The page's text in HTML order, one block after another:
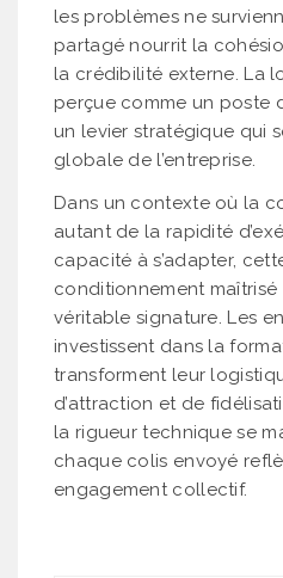
les problèmes ne
partagé nourrit la
la crédibilité externe. La
perçue comme un poste
un levier stratégique qui
globale de l’entreprise.
Dans un contexte où la
autant de la rapidité
capacité à s’adapter,
conditionnement
véritable signature. Les
investissent dans la
transforment leur
d’attraction et de
la rigueur technique se
chaque colis envoyé
engagement collectif.